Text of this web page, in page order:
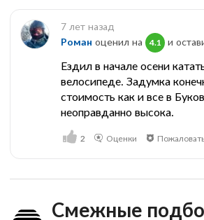
7 лет назад
Роман оценил на 4.1 и
Ездил в начале осени
велосипеде. Задумка
стоимость как и все в
неоправданно высока.
2 Оценки
Смежные